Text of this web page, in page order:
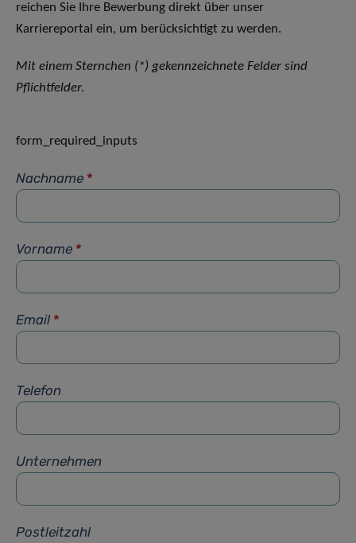
reichen Sie Ihre Bewerbung direkt über unser
Karriereportal ein, um berücksichtigt zu werden.
Mit einem Sternchen (*) gekennzeichnete Felder sind
Pflichtfelder.
form_required_inputs
Nachname *
Vorname *
Email *
Telefon
Unternehmen
Postleitzahl